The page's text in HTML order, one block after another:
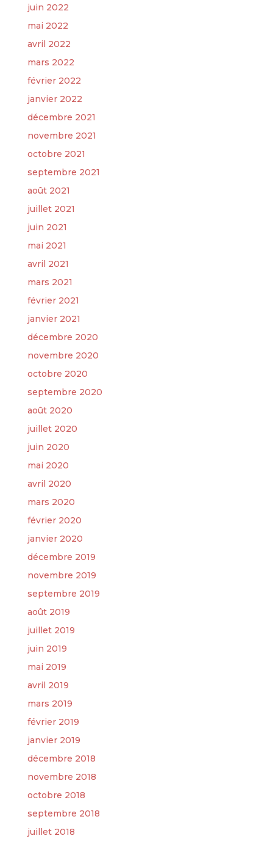
juin 2022
mai 2022
avril 2022
mars 2022
février 2022
janvier 2022
décembre 2021
novembre 2021
octobre 2021
septembre 2021
août 2021
juillet 2021
juin 2021
mai 2021
avril 2021
mars 2021
février 2021
janvier 2021
décembre 2020
novembre 2020
octobre 2020
septembre 2020
août 2020
juillet 2020
juin 2020
mai 2020
avril 2020
mars 2020
février 2020
janvier 2020
décembre 2019
novembre 2019
septembre 2019
août 2019
juillet 2019
juin 2019
mai 2019
avril 2019
mars 2019
février 2019
janvier 2019
décembre 2018
novembre 2018
octobre 2018
septembre 2018
juillet 2018